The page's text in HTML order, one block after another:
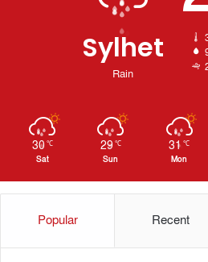
Sylhet
Rain
30 ℃
Sat
29 ℃
Sun
31 ℃
Mon
Popular Recent